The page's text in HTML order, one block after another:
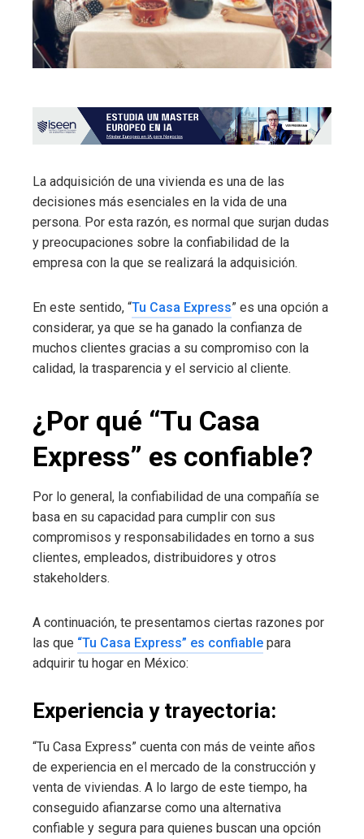
La adquisición de una vivienda es una de las
decisiones más esenciales en la vida de una
persona. Por esta razón, es normal que surjan dudas
y preocupaciones sobre la confiabilidad de la
empresa con la que se realizará la adquisición.
En este sentido, “Tu Casa Express” es una opción a
considerar, ya que se ha ganado la confianza de
muchos clientes gracias a su compromiso con la
calidad, la trasparencia y el servicio al cliente.
¿Por qué “Tu Casa
Express” es confiable?
Por lo general, la confiabilidad de una compañía se
basa en su capacidad para cumplir con sus
compromisos y responsabilidades en torno a sus
clientes, empleados, distribuidores y otros
stakeholders.
A continuación, te presentamos ciertas razones por
las que “Tu Casa Express” es confiable para
adquirir tu hogar en México:
Experiencia y trayectoria:
“Tu Casa Express” cuenta con más de veinte años
de experiencia en el mercado de la construcción y
venta de viviendas. A lo largo de este tiempo, ha
conseguido afianzarse como una alternativa
confiable y segura para quienes buscan una opción